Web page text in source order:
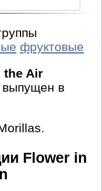
фруктовые
the Air
выпущен в
Flower in